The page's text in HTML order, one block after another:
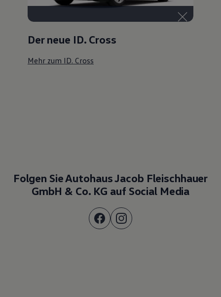
Der neue ID. Cross
Mehr zum ID. Cross
Folgen Sie Autohaus Jacob Fleischhauer
GmbH & Co. KG auf Social Media